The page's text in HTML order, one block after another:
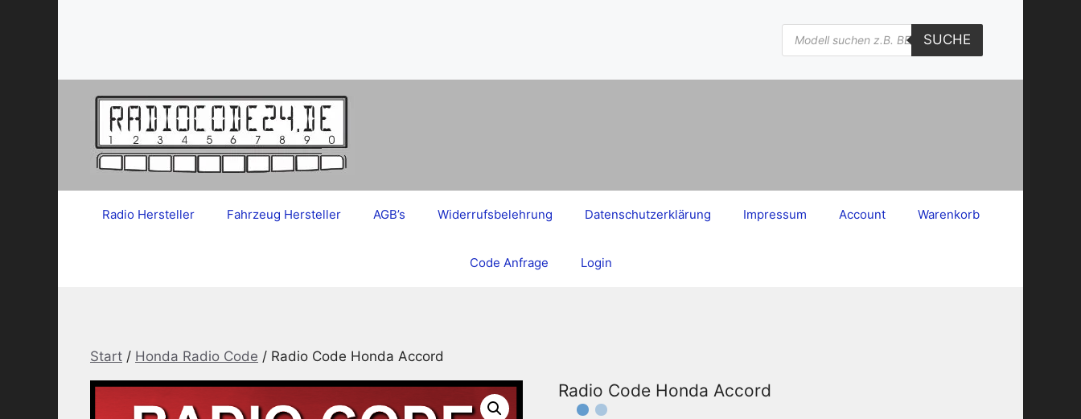
Products
search
SUCHE
Radio Hersteller Fahrzeug Hersteller AGB’s Widerrufsbelehrung Datenschutzerklärung Impressum Account Warenkorb
Code Anfrage Login
Start / Honda Radio Code / Radio Code Honda Accord
Radio Code Honda Accord